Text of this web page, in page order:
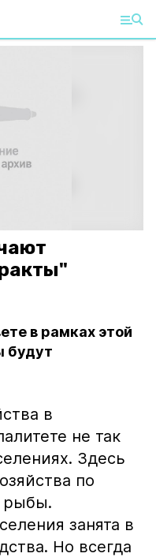
в рамках этой
будут
в
не так
Здесь
по
рыбы.
занята в
Но всегда